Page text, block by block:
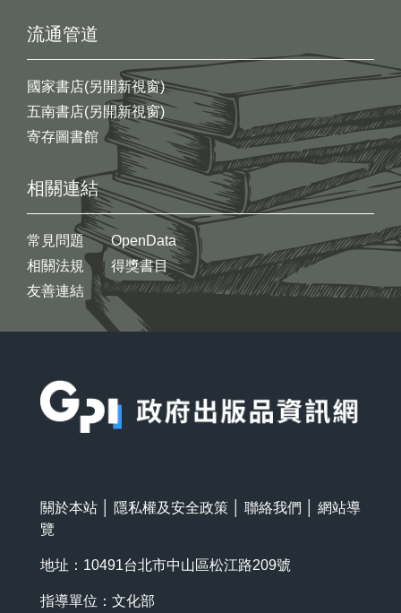
流通管道
國家書店(另開新視窗)
五南書店(另開新視窗)
寄存圖書館
相關連結
常見問題
相關法規
友善連結
OpenData
得獎書目
關於本站 隱私權及安全政策 聯絡我們
網站導
覽
地址：10491台北市中山區松江路209號
指導單位：文化部